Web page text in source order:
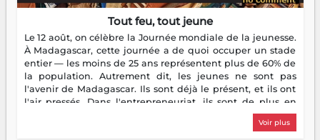
Tout feu, tout jeune
Le 12 août, on célèbre la Journée mondiale de la jeunesse.
À Madagascar, cette journée a de quoi occuper un stade
entier — les moins de 25 ans représentent plus de 60% de
la population. Autrement dit, les jeunes ne sont pas
l'avenir de Madagascar. Ils sont déjà le présent, et ils ont
l'air pressés. Dans l'entrepreneuriat, ils sont de plus en
plus nombreux à se lancer, à créer, à risquer — souvent
sans filet, souvent sans aide, mais toujours avec cette
Voir plus